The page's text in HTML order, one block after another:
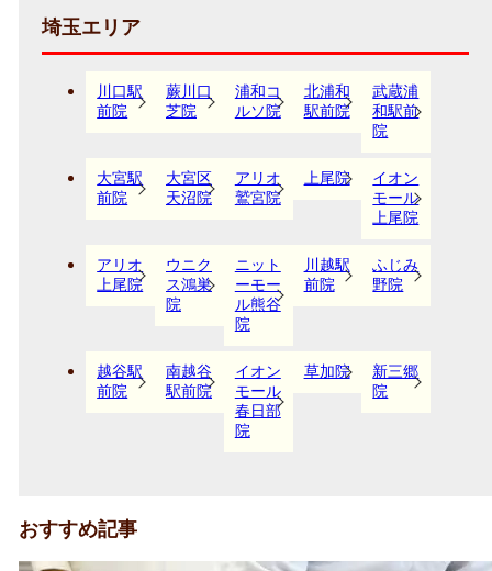
埼玉エリア
川口駅
前院
蕨川口
芝院
浦和コ
ルソ院
北浦和
駅前院
武蔵浦
和駅前
院
大宮駅
前院
大宮区
天沼院
アリオ
鷲宮院
上尾院
イオン
モール
上尾院
アリオ
上尾院
ウニク
ス鴻巣
院
ニット
ーモー
ル熊谷
院
川越駅
前院
ふじみ
野院
越谷駅
前院
南越谷
駅前院
イオン
モール
春日部
院
草加院
新三郷
院
おすすめ記事